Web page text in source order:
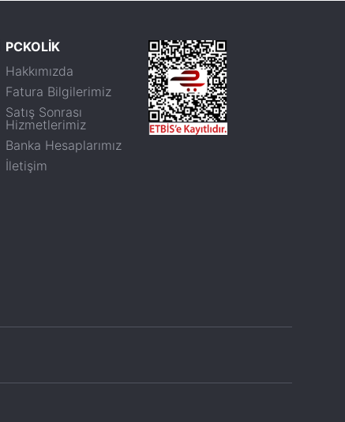
PCKOLİK
Hakkımızda
Fatura Bilgilerimiz
Satış Sonrası
Hizmetlerimiz
Banka Hesaplarımız
İletişim